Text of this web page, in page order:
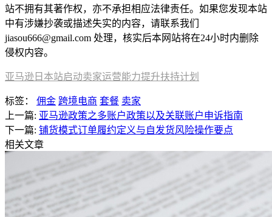
站不拥有其著作权，亦不承担相应法律责任。如果您发现本站
中有涉嫌抄袭或描述失实的内容，请联系我们
jiasou666@gmail.com 处理，核实后本网站将在24小时内删除
侵权内容。
亚马逊日本站启动卖家运营能力提升扶持计划
标签： 佣金 跨境电商 套餐 卖家
上一篇: 亚马逊政策之多账户政策以及关联账户申诉指南
下一篇: 铺货模式订单履约定义与自发货风险操作要点
相关文章